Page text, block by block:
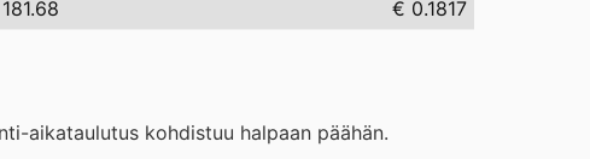
€ 0.1817
aikataulutus kohdistuu halpaan päähän.